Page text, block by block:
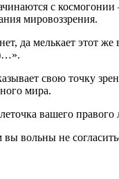
с
мировоззрения.
да мелькает этот
свою точку
мира.
вашего правого
вольны не